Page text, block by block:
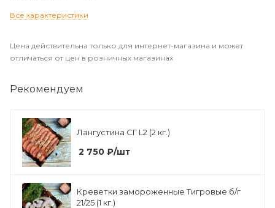
Все характеристики
Цена действительна только для интернет-магазина и может
отличаться от цен в розничных магазинах
Рекомендуем
Лангустина СГ L2 (2 кг.)
2 750 ₽/шт
Креветки замороженные Тигровые б/г
21/25 (1 кг.)